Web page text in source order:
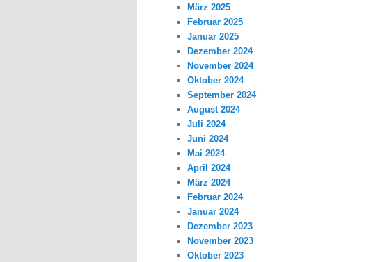
März 2025
Februar 2025
Januar 2025
Dezember 2024
November 2024
Oktober 2024
September 2024
August 2024
Juli 2024
Juni 2024
Mai 2024
April 2024
März 2024
Februar 2024
Januar 2024
Dezember 2023
November 2023
Oktober 2023